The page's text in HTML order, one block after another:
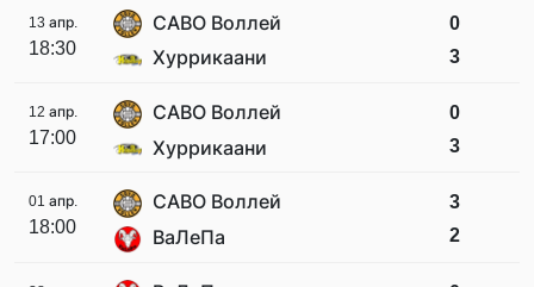
13 апр.
18:30
САВО Воллей
Хуррикаани
0
3
12 апр.
17:00
САВО Воллей
Хуррикаани
0
3
01 апр.
18:00
САВО Воллей
ВаЛеПа
3
2